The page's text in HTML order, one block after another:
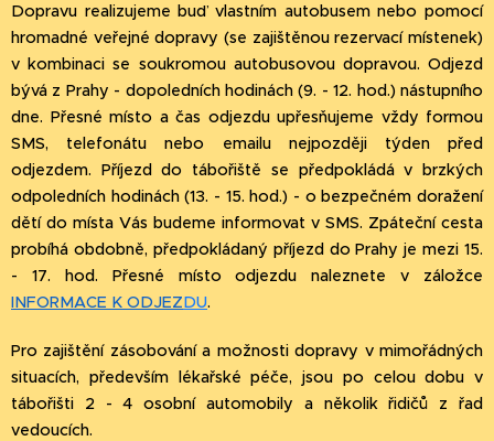
Dopravu realizujeme buď vlastním autobusem nebo pomocí
hromadné veřejné dopravy (se zajištěnou rezervací místenek)
v kombinaci se soukromou autobusovou dopravou. Odjezd
bývá z Prahy - dopoledních hodinách (9. - 12. hod.) nástupního
dne. Přesné místo a čas odjezdu upřesňujeme vždy formou
SMS, telefonátu nebo emailu nejpozději týden před
odjezdem. Příjezd do tábořiště se předpokládá v brzkých
odpoledních hodinách (13. - 15. hod.) - o bezpečném doražení
dětí do místa Vás budeme informovat v SMS. Zpáteční cesta
probíhá obdobně, předpokládaný příjezd do Prahy je mezi 15.
- 17. hod. Přesné místo odjezdu naleznete v záložce
INFORMACE K ODJEZDU.
Pro zajištění zásobování a možnosti dopravy v mimořádných
situacích, především lékařské péče, jsou po celou dobu v
tábořišti 2 - 4 osobní automobily a několik řidičů z řad
vedoucích.